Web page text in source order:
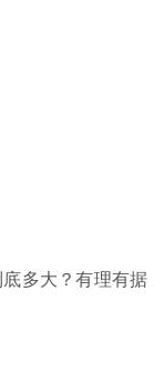
多大？有理有据